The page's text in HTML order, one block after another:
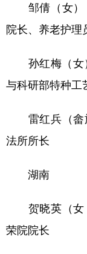
邹倩（女）
院长、养老护理
孙红梅（女
与科研部特种工
雷红兵（畲
法所所长
湖南
贺晓英（女
荣院院长